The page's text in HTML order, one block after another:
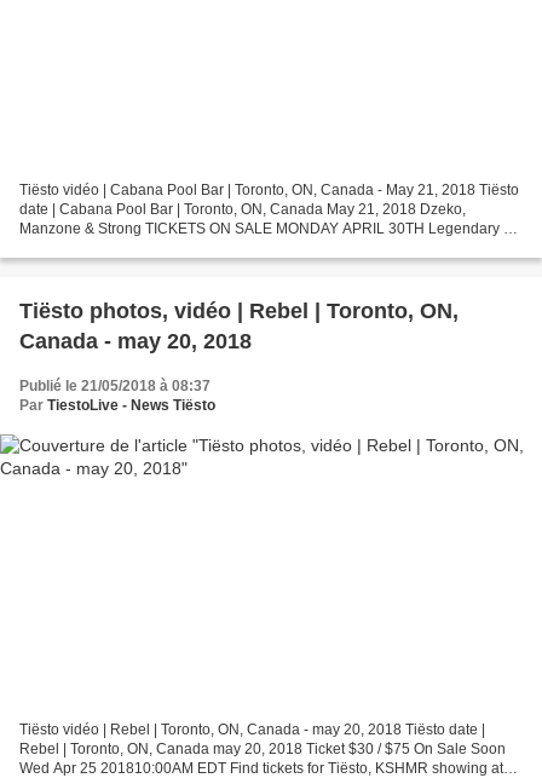
Tiësto vidéo | Cabana Pool Bar | Toronto, ON, Canada - May 21, 2018 Tiësto
date | Cabana Pool Bar | Toronto, ON, Canada May 21, 2018 Dzeko,
Manzone & Strong TICKETS ON SALE MONDAY APRIL 30TH Legendary DJ
Tiësto photos, vidéo | Rebel | Toronto, ON,
Canada - may 20, 2018
Publié le 21/05/2018 à 08:37
Par TiestoLive - News Tiësto
Tiësto vidéo | Rebel | Toronto, ON, Canada - may 20, 2018 Tiësto date |
Rebel | Toronto, ON, Canada may 20, 2018 Ticket $30 / $75 On Sale Soon
Wed Apr 25 201810:00AM EDT Find tickets for Tiësto, KSHMR showing at